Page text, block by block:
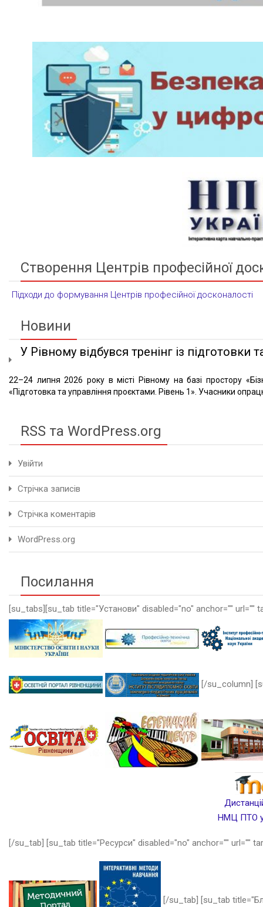
Створення Центрів професійної
Підходи до формування Центрів професійної досконалості
Новини
У Рівному відбувся тренінг із підготовки
22–24 липня 2026 року в місті Рівному на базі простору
«Підготовка та управління проєктами. Рівень 1». Учасники
RSS та WordPress.org
Увійти
Стрічка записів
Стрічка коментарів
WordPress.org
Посилання
[su_tabs][su_tab title="Установи" disabled="no" anchor=""
[/su_column]
НМЦ ПТО у
[/su_tab] [su_tab title="Ресурси" disabled="no" anchor="" url=""
[/su_tab] [su_tab